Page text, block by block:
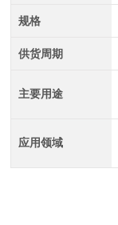
规格
供货周期
主要用途
应用领域